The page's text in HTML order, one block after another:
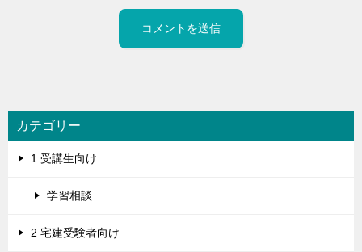
カテゴリー
1 受講生向け
学習相談
2 宅建受験者向け